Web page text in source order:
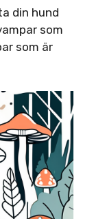
din hund
som
som är